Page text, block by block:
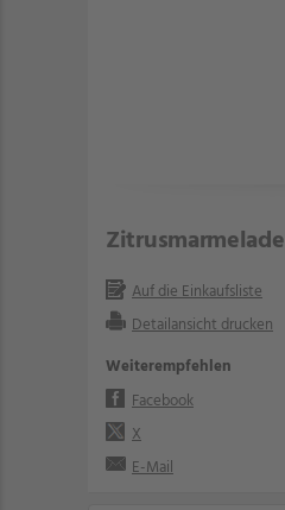
Zitrusmarmelade
Auf die Einkaufsliste
Detailansicht drucken
Weiterempfehlen
Facebook
X
E-Mail